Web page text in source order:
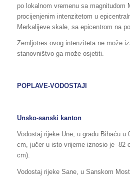
po lokalnom vremenu sa magnitudom
procijenjenim intenzitetom u
Merkalijeve skale, sa epicentrom na
Zemljotres ovog intenziteta ne može
stanovništvo ga može osjetiti.
POPLAVE-VODOSTAJI
Unsko-sanski kanton
Vodostaj rijeke Une, u gradu Bihaću u
cm, jučer u isto vrijeme iznosio je 82
cm).
Vodostaj rijeke Sane, u Sanskom